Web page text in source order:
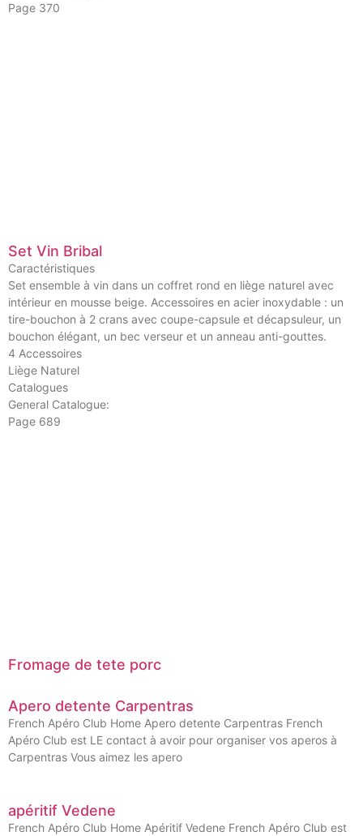
Page 370
Set Vin Bribal
Caractéristiques
Set ensemble à vin dans un coffret rond en liège naturel avec
intérieur en mousse beige. Accessoires en acier inoxydable : un
tire-bouchon à 2 crans avec coupe-capsule et décapsuleur, un
bouchon élégant, un bec verseur et un anneau anti-gouttes.
4 Accessoires
Liège Naturel
Catalogues
General Catalogue:
Page 689
Fromage de tete porc
Apero detente Carpentras
French Apéro Club Home Apero detente Carpentras French
Apéro Club est LE contact à avoir pour organiser vos aperos à
Carpentras Vous aimez les apero
apéritif Vedene
French Apéro Club Home Apéritif Vedene French Apéro Club est